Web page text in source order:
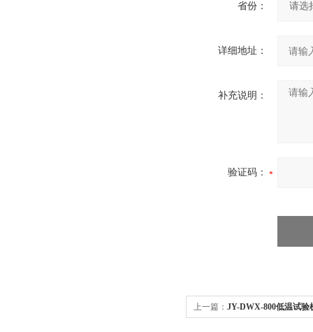
省份：
详细地址：
补充说明：
验证码：
上一篇： JY-DWX-800低温试验